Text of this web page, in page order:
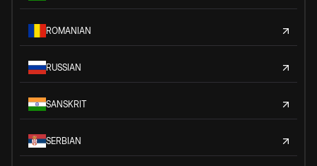
ROMANIAN
RUSSIAN
SANSKRIT
SERBIAN